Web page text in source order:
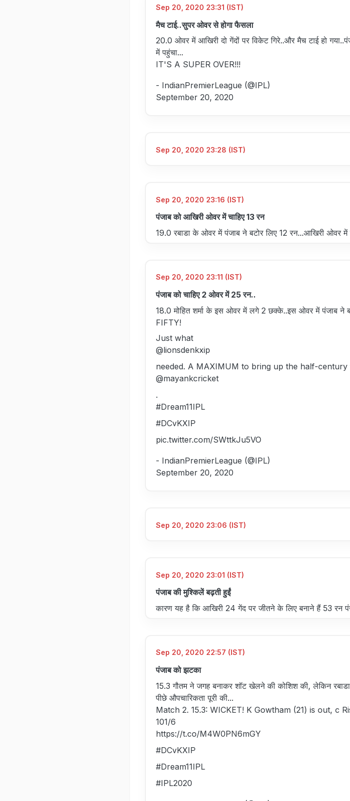
Sep 20, 2020 23:31 (IST)
मैच टाई..सुपर ओवर से होगा फैसला
20.0 ओवर में आखिरी दो गेंदों पर विकेट गिरे..और मैच टाई हो
में पहुंचा...
IT'S A SUPER OVER!!!
- IndianPremierLeague (@IPL)
September 20, 2020
Sep 20, 2020 23:28 (IST)
Sep 20, 2020 23:16 (IST)
पंजाब को आखिरी ओवर में चाहिए 13 रन
19.0 रबाडा के ओवर में पंजाब ने बटोर लिए 12 रन...आखिरी ओवर में
Sep 20, 2020 23:11 (IST)
पंजाब को चाहिए 2 ओवर में 25 रन..
18.0 मोहित शर्मा के इस ओवर में लगे 2 छक्के..इस ओवर में पंजाब ने
FIFTY!
Just what
@lionsdenkxip
needed. A MAXIMUM to bring up the half-
@mayankcricket
.
#Dream11IPL
#DCvKXIP
pic.twitter.com/SWttkJu5VO
- IndianPremierLeague (@IPL)
September 20, 2020
Sep 20, 2020 23:06 (IST)
Sep 20, 2020 23:01 (IST)
पंजाब की मुश्किलें बढ़ती हुईं
कारण यह है कि आखिरी 24 गेंद पर जीतने के लिए बनाने हैं 53 रन
Sep 20, 2020 22:57 (IST)
पंजाब को झटका
15.3 गौतम ने जगह बनाकर शॉट खेलने की कोशिश की, लेकिन
पीछे औपचारिकता पूरी की...
Match 2. 15.3: WICKET! K Gowtham (21) is out, c
101/6
https://t.co/M4W0PN6mGY
#DCvKXIP
#Dream11IPL
#IPL2020